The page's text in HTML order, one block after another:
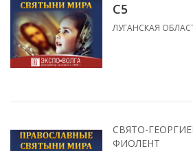
С5
ЛУГАНСКАЯ
СВЯТО-
ФИОЛЕНТ